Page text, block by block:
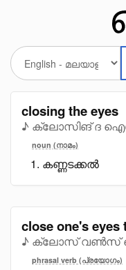
closing the eyes
♪ ക്ലോസിങ് ദ
noun (നാമം)
കണ്ണടക്കൽ
close one's eyes
♪ ക്ലോസ്
phrasal verb (പ്രയോഗം)